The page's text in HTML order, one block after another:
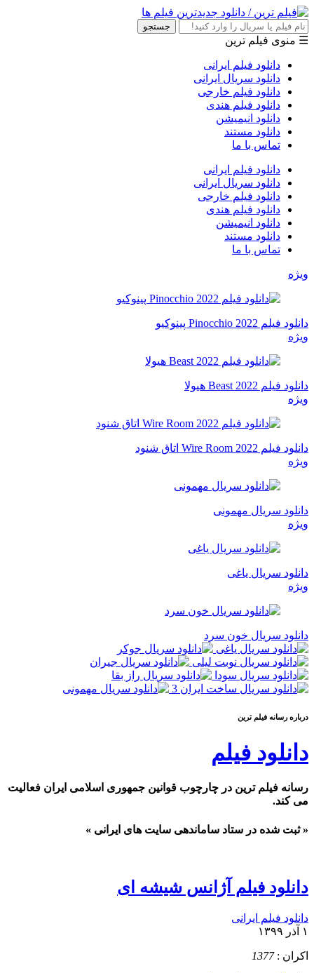
جستجو
☰ منوی فیلم ترین
دانلود فیلم ایرانی
دانلود سریال ایرانی
دانلود فیلم خارجی
دانلود فیلم هندی
دانلود انیمیشن
دانلود مستند
تماس با ما
دانلود فیلم ایرانی
دانلود سریال ایرانی
دانلود فیلم خارجی
دانلود فیلم هندی
دانلود انیمیشن
دانلود مستند
تماس با ما
ویژه
دانلود فیلم Pinocchio 2022 پینوکیو
ویژه
دانلود فیلم Beast 2022 هیولا
ویژه
دانلود فیلم Wire Room 2022 اتاق شنود
ویژه
دانلود سریال مهمونی
ویژه
دانلود سریال یاغی
ویژه
دانلود سریال خون سرد
درباره رسانه فيلم ترين
دانلود فیلم
رسانه فیلم ترین در چارچوب قوانین جمهوری اسلامی ایران فعالیت
می کند.
« ثبت شده در ستاد ساماندهی سایت های ایرانی »
دانلود فیلم آژانس شیشه ای
دانلود فیلم ایرانی
۱ آذر ۱۳۹۹
اکران :1377